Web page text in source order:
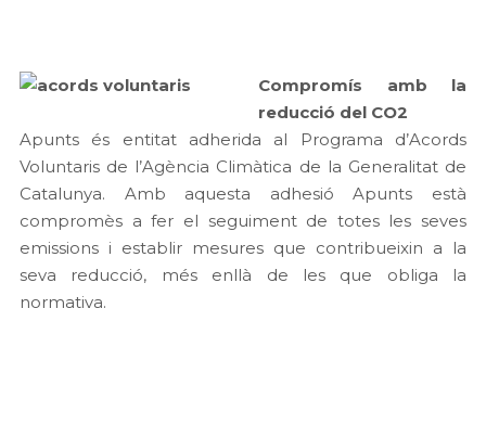
Compromís amb la
reducció del CO2
Apunts és entitat adherida al Programa d’Acords
Voluntaris de l’Agència Climàtica de la Generalitat de
Catalunya. Amb aquesta adhesió Apunts està
compromès a fer el seguiment de totes les seves
emissions i establir mesures que contribueixin a la
seva reducció, més enllà de les que obliga la
normativa.